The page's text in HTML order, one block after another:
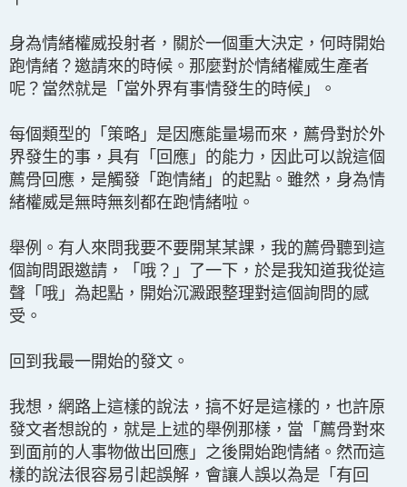
身為情緒權威投射者，關於一個重大決定，何時開始
跑情緒？邀請來的時候。那麼對於情緒權威生產者
呢？當然就是「當外界有事情發生的時候」。
每個類型的「策略」是因應能量場而來，薦骨對於外
界發生的事，具有「回應」的能力，因此可以說這個
薦骨回應，是觸發「跑情緒」的起點。雖然，身為情
緒權威是無時無刻都在跑情緒啦。
舉例。有人來問我要不要開某某課，我的薦骨聽到這
個詢問跟邀請，「哦？」了一下，於是我知道我從這
聲「哦」為起點，開始沉澱跟整理對這個詢問的感
受。
回到我最一開始的發文。
我想，網路上這樣的說法，搞不好是這樣的，也許原
發文者想說的，就是上述的舉例那樣，當「薦骨對來
到面前的人事物做出回應」之後開始跑情緒。然而這
樣的說法很容易引起誤解，會讓人誤以為是「有回